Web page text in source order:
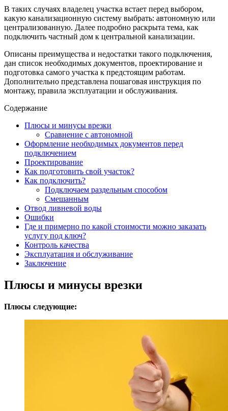
В таких случаях владелец участка встает перед выбором,
какую канализационную систему выбрать: автономную или
централизованную. Далее подробно раскрыта тема, как
подключить частный дом к центральной канализации.
Описаны преимущества и недостатки такого подключения,
дан список необходимых документов, проектирование и
подготовка самого участка к предстоящим работам.
Дополнительно представлена пошаговая инструкция по
монтажу, правила эксплуатации и обслуживания.
Содержание
Плюсы и минусы врезки
Сравнение с автономной
Оформление необходимых документов перед
подключением
Проектирование
Как подготовить свой участок?
Как подключить?
Подключаем раздельным способом
Смешанным
Отвод ливневой воды
Ошибки
Где и примерно по какой стоимости можно заказать
услугу под ключ?
Контроль качества
Эксплуатация и обслуживание
Заключение
Плюсы и минусы врезки
Плюсы следующие: